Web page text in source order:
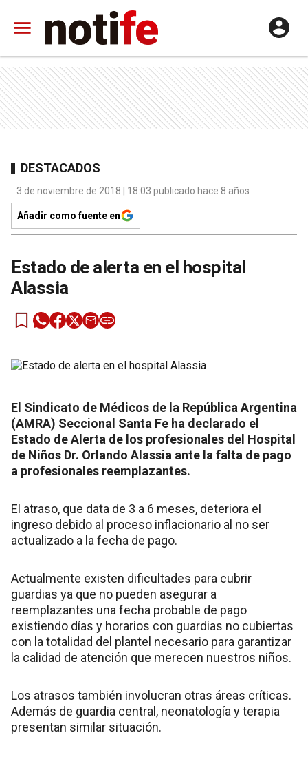
DESTACADOS
3 de noviembre de 2018 | 18:03 publicado hace 8 años
Añadir como fuente en
Estado de alerta en el hospital
Alassia
El Sindicato de Médicos de la República Argentina
(AMRA) Seccional Santa Fe ha declarado el
Estado de Alerta de los profesionales del Hospital
de Niños Dr. Orlando Alassia ante la falta de pago
a profesionales reemplazantes.
El atraso, que data de 3 a 6 meses, deteriora el
ingreso debido al proceso inflacionario al no ser
actualizado a la fecha de pago.
Actualmente existen dificultades para cubrir
guardias ya que no pueden asegurar a
reemplazantes una fecha probable de pago
existiendo días y horarios con guardias no cubiertas
con la totalidad del plantel necesario para garantizar
la calidad de atención que merecen nuestros niños.
Los atrasos también involucran otras áreas críticas.
Además de guardia central, neonatología y terapia
presentan similar situación.